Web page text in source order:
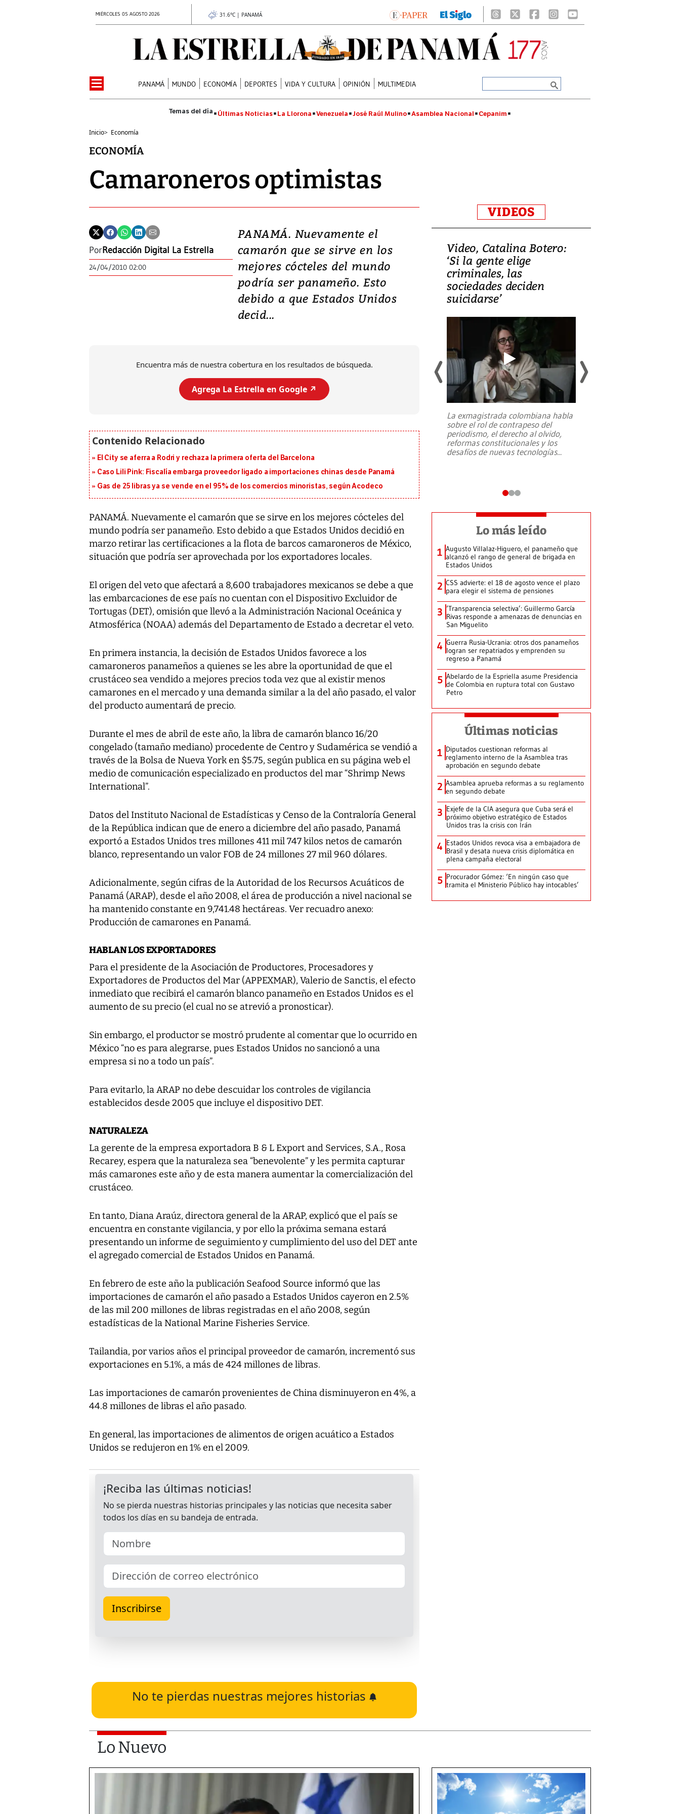
MIÉRCOLES 05 AGOSTO 2026 31.6°C | PANAMÁ
PANAMÁ MUNDO ECONOMÍA DEPORTES VIDA Y CULTURA OPINIÓN MULTIMEDIA
Últimas Noticias La Llorona Venezuela José Raúl Mulino Asamblea Nacional Cepanim
Inicio> Economía
ECONOMÍA
Camaroneros optimistas
PorRedacción Digital La Estrella
24/04/2010 02:00
PANAMÁ. Nuevamente el
camarón que se sirve en los
mejores cócteles del mundo
podría ser panameño. Esto
debido a que Estados Unidos
decid...
Encuentra más de nuestra cobertura en los resultados de búsqueda.
Agrega La Estrella en Google ↗️
El City se aferra a Rodri y rechaza la primera oferta del Barcelona
Caso Lili Pink: Fiscalía embarga proveedor ligado a importaciones chinas desde Panamá
Gas de 25 libras ya se vende en el 95% de los comercios minoristas, según Acodeco
PANAMÁ. Nuevamente el camarón que se sirve en los mejores cócteles del
mundo podría ser panameño. Esto debido a que Estados Unidos decidió en
marzo retirar las certificaciones a la flota de barcos camaroneros de México,
situación que podría ser aprovechada por los exportadores locales.
El origen del veto que afectará a 8,600 trabajadores mexicanos se debe a que
las embarcaciones de ese país no cuentan con el Dispositivo Excluidor de
Tortugas (DET), omisión que llevó a la Administración Nacional Oceánica y
Atmosférica (NOAA) además del Departamento de Estado a decretar el veto.
En primera instancia, la decisión de Estados Unidos favorece a los
camaroneros panameños a quienes se les abre la oportunidad de que el
crustáceo sea vendido a mejores precios toda vez que al existir menos
camarones en el mercado y una demanda similar a la del año pasado, el valor
del producto aumentará de precio.
Durante el mes de abril de este año, la libra de camarón blanco 16/20
congelado (tamaño mediano) procedente de Centro y Sudamérica se vendió a
través de la Bolsa de Nueva York en $5.75, según publica en su página web el
medio de comunicación especializado en productos del mar “Shrimp News
International”.
Datos del Instituto Nacional de Estadísticas y Censo de la Contraloría General
de la República indican que de enero a diciembre del año pasado, Panamá
exportó a Estados Unidos tres millones 411 mil 747 kilos netos de camarón
blanco, representando un valor FOB de 24 millones 27 mil 960 dólares.
Adicionalmente, según cifras de la Autoridad de los Recursos Acuáticos de
Panamá (ARAP), desde el año 2008, el área de producción a nivel nacional se
ha mantenido constante en 9,741.48 hectáreas. Ver recuadro anexo:
Producción de camarones en Panamá.
HABLAN LOS EXPORTADORES
Para el presidente de la Asociación de Productores, Procesadores y
Exportadores de Productos del Mar (APPEXMAR), Valerio de Sanctis, el efecto
inmediato que recibirá el camarón blanco panameño en Estados Unidos es el
aumento de su precio (el cual no se atrevió a pronosticar).
Sin embargo, el productor se mostró prudente al comentar que lo ocurrido en
México “no es para alegrarse, pues Estados Unidos no sancionó a una
empresa si no a todo un país”.
Para evitarlo, la ARAP no debe descuidar los controles de vigilancia
establecidos desde 2005 que incluye el dispositivo DET.
NATURALEZA
La gerente de la empresa exportadora B & L Export and Services, S.A., Rosa
Recarey, espera que la naturaleza sea “benevolente” y les permita capturar
más camarones este año y de esta manera aumentar la comercialización del
crustáceo.
En tanto, Diana Araúz, directora general de la ARAP, explicó que el país se
encuentra en constante vigilancia, y por ello la próxima semana estará
presentando un informe de seguimiento y cumplimiento del uso del DET ante
el agregado comercial de Estados Unidos en Panamá.
En febrero de este año la publicación Seafood Source informó que las
importaciones de camarón el año pasado a Estados Unidos cayeron en 2.5%
de las mil 200 millones de libras registradas en el año 2008, según
estadísticas de la National Marine Fisheries Service.
Tailandia, por varios años el principal proveedor de camarón, incrementó sus
exportaciones en 5.1%, a más de 424 millones de libras.
Las importaciones de camarón provenientes de China disminuyeron en 4%, a
44.8 millones de libras el año pasado.
En general, las importaciones de alimentos de origen acuático a Estados
Unidos se redujeron en 1% en el 2009.
No te pierdas nuestras mejores historias
VIDEOS
Video, Japón: Terremoto
deja heridos y graves
daños en Kumamoto
Un fuerte terremoto de magnitud
7,1 se registró este martes 28 de
Video, Catalina Botero:
‘Si la gente elige
criminales, las
sociedades deciden
suicidarse’
La exmagistrada colombiana habla
sobre el rol de contrapeso del
periodismo, el derecho al olvido,
reformas constitucionales y los
desafíos de nuevas tecnologías...
Lo más leído
1 Augusto Villalaz-Higuero, el panameño que
alcanzó el rango de general de brigada en
Estados Unidos
2 CSS advierte: el 18 de agosto vence el plazo
para elegir el sistema de pensiones
3 ‘Transparencia selectiva’: Guillermo García
Rivas responde a amenazas de denuncias en
San Miguelito
4 Guerra Rusia-Ucrania: otros dos panameños
logran ser repatriados y emprenden su
regreso a Panamá
5 Abelardo de la Espriella asume Presidencia
de Colombia en ruptura total con Gustavo
Petro
Últimas noticias
1 Diputados cuestionan reformas al
reglamento interno de la Asamblea tras
aprobación en segundo debate
2 Asamblea aprueba reformas a su reglamento
en segundo debate
3 Exjefe de la CIA asegura que Cuba será el
próximo objetivo estratégico de Estados
Unidos tras la crisis con Irán
4 Estados Unidos revoca visa a embajadora de
Brasil y desata nueva crisis diplomática en
plena campaña electoral
5 Procurador Gómez: ‘En ningún caso que
tramita el Ministerio Público hay intocables’
Lo Nuevo